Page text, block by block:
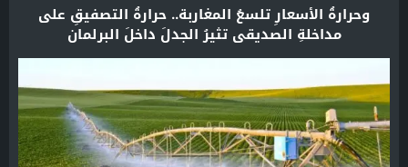
وحرارةُ الأسعارِ تلسعُ المغاربة.. حرارةُ التصفيقِ على
مداخلةِ الصديقي تثيرُ الجدلَ داخلَ البرلمان